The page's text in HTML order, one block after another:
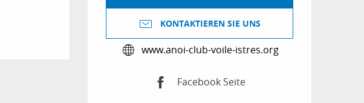
KONTAKTIEREN SIE UNS
www.anoi-club-voile-istres.org
Facebook Seite